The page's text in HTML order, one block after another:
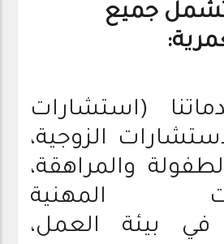
جميع
(استشارات
الزوجية،
والمراهقة،
المهنية
في بيئة العمل،